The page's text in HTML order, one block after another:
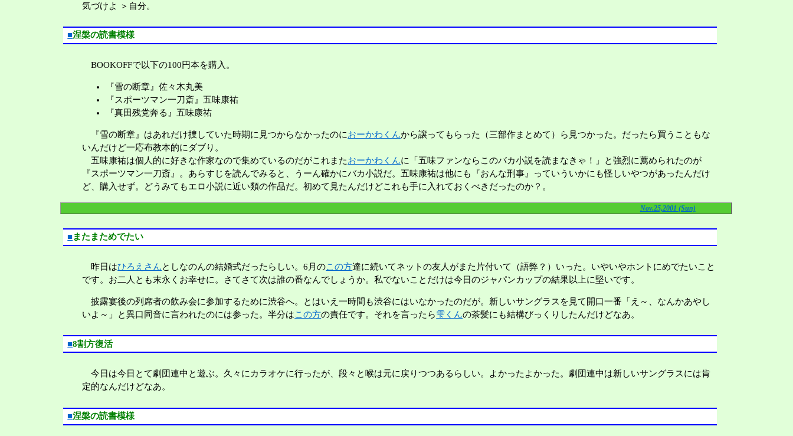
気づけよ ＞自分。
■涅槃の読書模様
BOOKOFFで以下の100円本を購入。
『雪の断章』佐々木丸美
『スポーツマン一刀斎』五味康祐
『真田残党奔る』五味康祐
『雪の断章』はあれだけ捜していた時期に見つからなかったのにおーかわくんから譲ってもらった（三部作まとめて）ら見つかった。だったら買うこともな
いんだけど一応布教本的にダブり。
五味康祐は個人的に好きな作家なので集めているのだがこれまたおーかわくんに「五味ファンならこのバカ小説を読まなきゃ！」と強烈に薦められたのが
『スポーツマン一刀斎』。あらすじを読んでみると、うーん確かにバカ小説だ。五味康祐は他にも『おんな刑事』っていういかにも怪しいやつがあったんだけ
ど、購入せず。どうみてもエロ小説に近い類の作品だ。初めて見たんだけどこれも手に入れておくべきだったのか？。
Nov.25,2001 (Sun)
■またまためでたい
昨日はひろえさんとしなのんの結婚式だったらしい。6月のこの方達に続いてネットの友人がまた片付いて（語弊？）いった。いやいやホントにめでたいこと
です。お二人とも末永くお幸せに。さてさて次は誰の番なんでしょうか。私でないことだけは今日のジャパンカップの結果以上に堅いです。
披露宴後の列席者の飲み会に参加するために渋谷へ。とはいえ一時間も渋谷にはいなかったのだが。新しいサングラスを見て開口一番「え～、なんかあやし
いよ～」と異口同音に言われたのには参った。半分はこの方の責任です。それを言ったら雫くんの茶髪にも結構びっくりしたんだけどなあ。
■8割方復活
今日は今日とて劇団連中と遊ぶ。久々にカラオケに行ったが、段々と喉は元に戻りつつあるらしい。よかったよかった。劇団連中は新しいサングラスには肯
定的なんだけどなあ。
■涅槃の読書模様